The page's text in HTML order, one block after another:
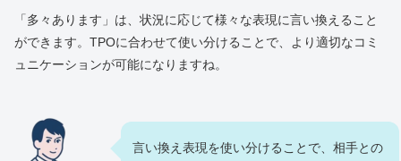
「多々あります」は、状況に応じて様々な表現に言い換えること
ができます。TPOに合わせて使い分けることで、より適切なコミ
ュニケーションが可能になりますね。
言い換え表現を使い分けることで、相手との